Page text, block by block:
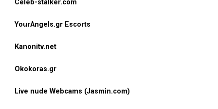
Celeb-stalker.com
YourAngels.gr Escorts
Kanonitv.net
Okokoras.gr
Live nude Webcams (Jasmin.com)